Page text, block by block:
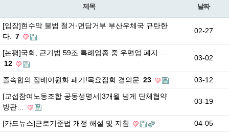
제목 날짜
[입장]현수막 불법 철거·면담거부 부산우체국 규탄한
다.
7
02-27
[논평]국회, 근기법 59조 특례업종 중 우편업 폐지 …
12
03-02
졸속합의 집배이원화 폐기!목요집회 결의문 23
03-12
[교섭참여노동조합 공동성명서]3개월 넘게 단체협약
방관…
03-19
[카드뉴스]근로기준법 개정 해설 및 지침
04-05